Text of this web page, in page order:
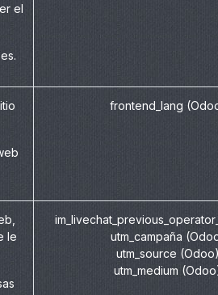
el
frontend_lang
le
utm_campaña
utm_source (Odoo)
utm_medium